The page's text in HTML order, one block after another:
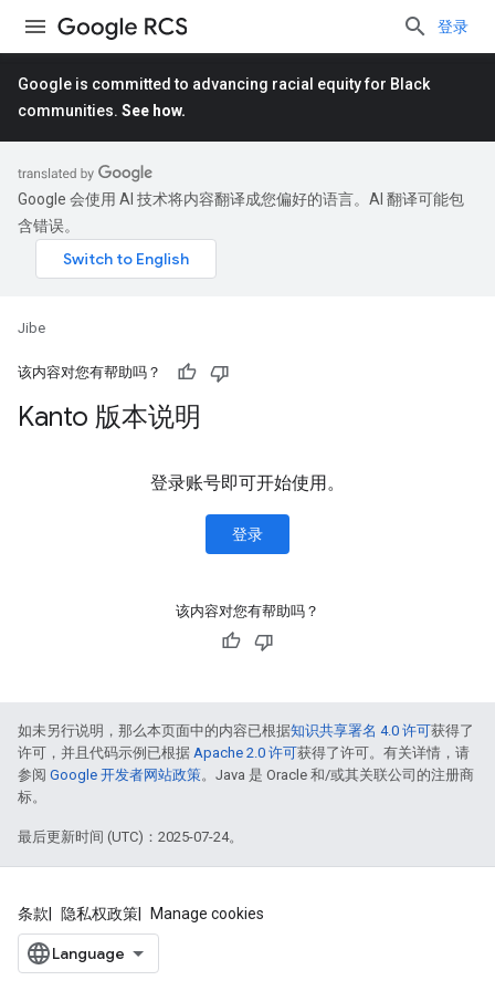
登录
Google is committed to advancing racial equity for Black
communities. See how.
Google 会使用 AI 技术将内容翻译成您偏好的语言。AI 翻译可能包
含错误。
Jibe
该内容对您有帮助吗？
Kanto 版本说明
登录账号即可开始使用。
登录
该内容对您有帮助吗？
如未另行说明，那么本页面中的内容已根据知识共享署名 4.0 许可获得了
许可，并且代码示例已根据 Apache 2.0 许可获得了许可。有关详情，请
参阅 Google 开发者网站政策。Java 是 Oracle 和/或其关联公司的注册商
标。
最后更新时间 (UTC)：2025-07-24。
条款 隐私权政策 Manage cookies